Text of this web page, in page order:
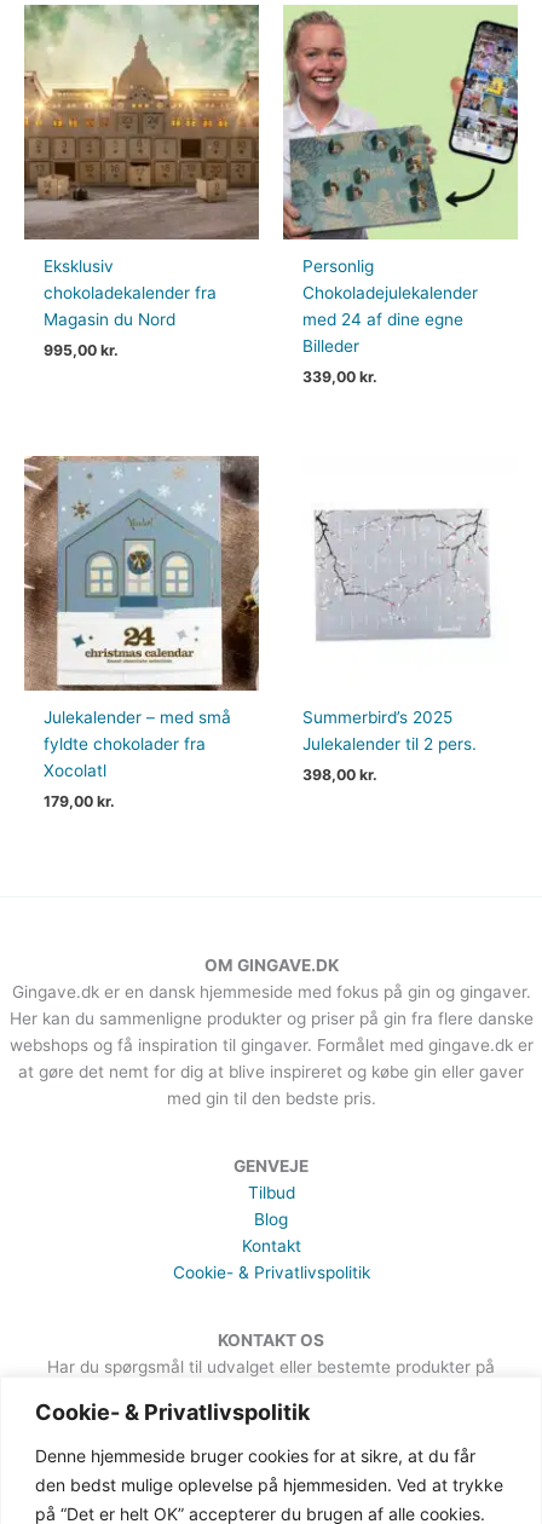
Cookie- & Privatlivspolitik
Denne hjemmeside bruger cookies for at sikre, at du får
den bedst mulige oplevelse på hjemmesiden. Ved at trykke
på “Det er helt OK” accepterer du brugen af alle cookies.
Eksklusiv
chokoladekalender fra
Magasin du Nord
995,00kr.
Personlig
Chokoladejulekalender
med 24 af dine egne
Billeder
339,00kr.
Julekalender – med små
fyldte chokolader fra
Xocolatl
179,00kr.
Summerbird’s 2025
Julekalender til 2 pers.
398,00kr.
OM GINGAVE.DK
Gingave.dk er en dansk hjemmeside med fokus på gin og gingaver.
Her kan du sammenligne produkter og priser på gin fra flere danske
webshops og få inspiration til gingaver. Formålet med gingave.dk er
at gøre det nemt for dig at blive inspireret og købe gin eller gaver
med gin til den bedste pris.
GENVEJE
Tilbud
Blog
Kontakt
Cookie- & Privatlivspolitik
KONTAKT OS
Har du spørgsmål til udvalget eller bestemte produkter på
kan du gøre via formularen på Kontakt-siden.